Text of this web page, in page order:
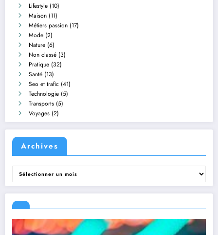
Lifestyle (10)
Maison (11)
Métiers passion (17)
Mode (2)
Nature (6)
Non classé (3)
Pratique (32)
Santé (13)
Seo et trafic (41)
Technologie (5)
Transports (5)
Voyages (2)
Archives
Archives